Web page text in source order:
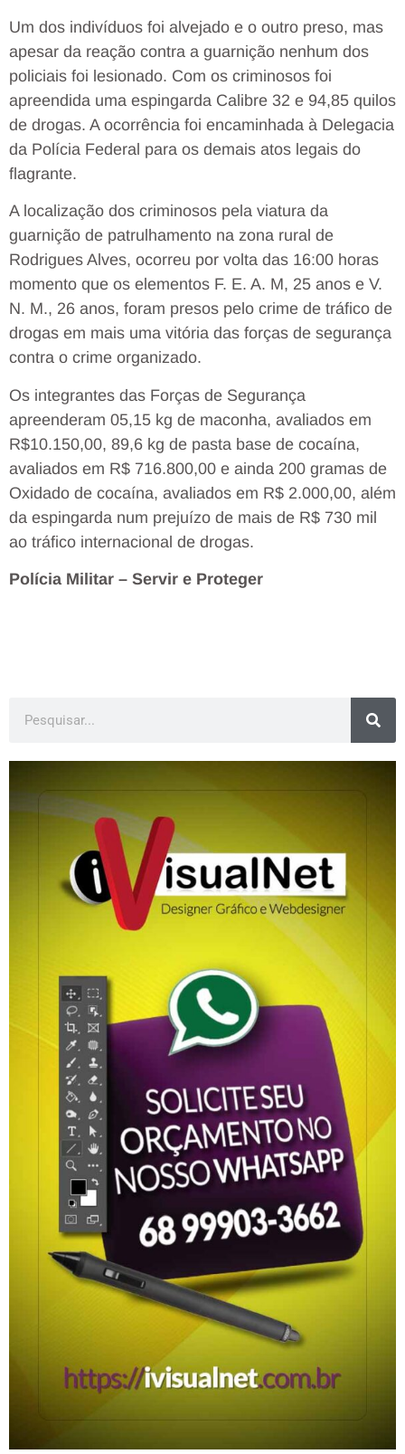
Um dos indivíduos foi alvejado e o outro preso, mas
apesar da reação contra a guarnição nenhum dos
policiais foi lesionado. Com os criminosos foi
apreendida uma espingarda Calibre 32 e 94,85 quilos
de drogas. A ocorrência foi encaminhada à Delegacia
da Polícia Federal para os demais atos legais do
flagrante.
A localização dos criminosos pela viatura da
guarnição de patrulhamento na zona rural de
Rodrigues Alves, ocorreu por volta das 16:00 horas
momento que os elementos F. E. A. M, 25 anos e V.
N. M., 26 anos, foram presos pelo crime de tráfico de
drogas em mais uma vitória das forças de segurança
contra o crime organizado.
Os integrantes das Forças de Segurança
apreenderam 05,15 kg de maconha, avaliados em
R$10.150,00, 89,6 kg de pasta base de cocaína,
avaliados em R$ 716.800,00 e ainda 200 gramas de
Oxidado de cocaína, avaliados em R$ 2.000,00, além
da espingarda num prejuízo de mais de R$ 730 mil
ao tráfico internacional de drogas.
Polícia Militar – Servir e Proteger